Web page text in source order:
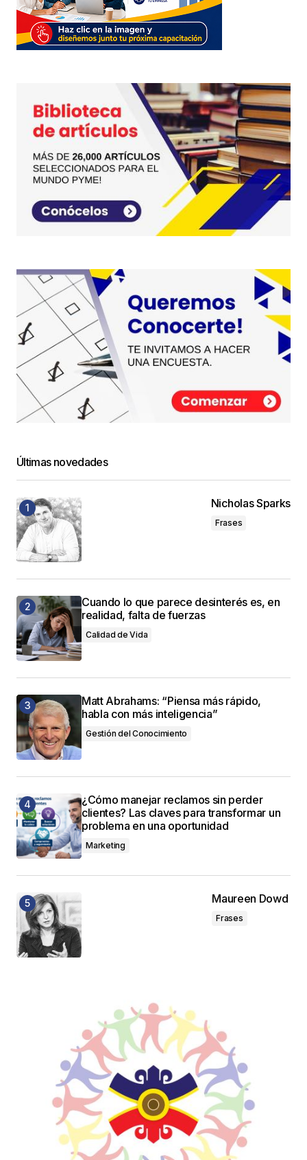
Últimas novedades
Nicholas Sparks
Frases
Cuando lo que parece desinterés es, en
realidad, falta de fuerzas
Calidad de Vida
Matt Abrahams: “Piensa más rápido,
habla con más inteligencia”
Gestión del Conocimiento
¿Cómo manejar reclamos sin perder
clientes? Las claves para transformar un
problema en una oportunidad
Marketing
Maureen Dowd
Frases